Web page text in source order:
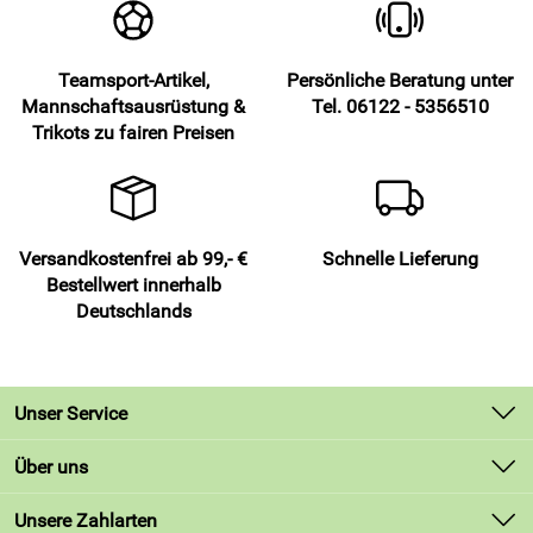
Feuchtigkeitstransport und ein trockenes Hautgefühl.
Vertraue auf Jersey aus 100 Prozent Polyester für
Genieße den angenehmen, hautfreundlichen
Tragekomfort bei langen Einheiten.
Training und Verein.
Atme frei durch die atmungsaktive Materialkonstruktion.
Brustseite einen sportlichen Akzent.
Wähle deine Lieblingsfarbe passend zu Team oder Style.
Wasche bei circa 30 Grad und freu dich über schnelles
Trocknen nach dem Training.
ähnlich waschen.
Gewinne an Sichtbarkeit durch reflektierende Striche
Teamsport-Artikel,
Mannschaftsausrüstung &
Trikots zu fairen Preisen
Persönliche Beratung unter
Tel. 06122 - 5356510
Versandkostenfrei ab 99,- €
Bestellwert innerhalb
Deutschlands
Schnelle Lieferung
Unser Service
Kontakt
Über uns
Unsere Bestseller
Unsere Zahlarten